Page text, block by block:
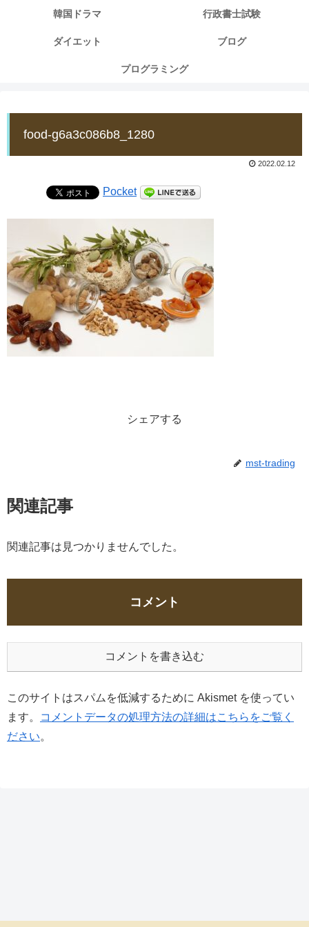
韓国ドラマ 行政書士試験
ダイエット ブログ
プログラミング
food-g6a3c086b8_1280
2022.02.12
Pocket
シェアする
mst-trading
関連記事
関連記事は見つかりませんでした。
コメント
コメントを書き込む
このサイトはスパムを低減するために Akismet を使ってい
ます。
コメントデータの処理方法の詳細はこちらをご覧く
ださい。